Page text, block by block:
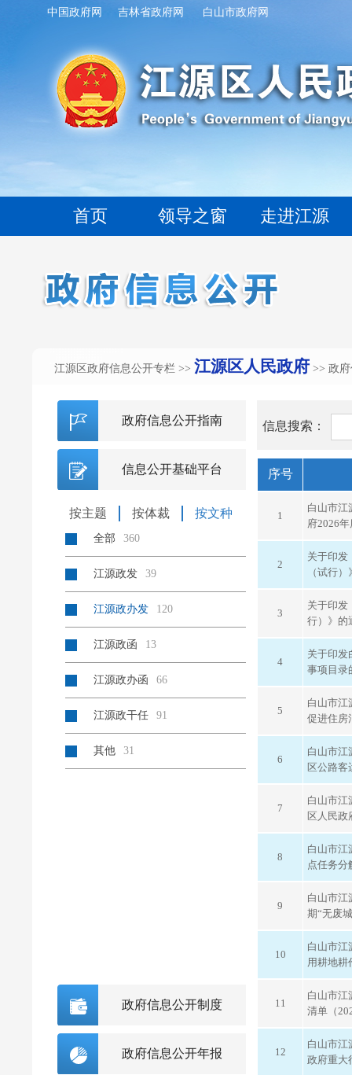
江源区政府信息公开专栏 >> 江源区人民政府 >> 政
信息搜索：
序号
1
白山市江
府2026
2
关于印发
（试行
3
关于印发
行）》的
4
关于印发
事项目录
5
白山市江
促进住房
6
白山市江
区公路客
7
白山市江
区人民政
8
白山市江
点任务分
9
白山市江
期“无废
10
白山市江
用耕地耕
11
白山市江
清单（
12
白山市江
政府重大
政府信息公开指南
信息公开基础平台
按主题 按体裁 按文种
全部 360
江源政发 39
江源政办发 120
江源政函 13
江源政办函 66
江源政干任 91
其他 31
政府信息公开制度
政府信息公开年报